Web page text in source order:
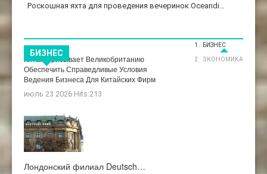
Роскошная яхта для проведения вечеринок Oceandi…
БИЗНЕС
БИЗНЕС
ЭКОНОМИКА
Китай Призывает Великобританию
Обеспечить Справедливые Условия
Ведения Бизнеса Для Китайских Фирм
июль 23 2026 Hits:213
Бизнес
Лондонский филиал Deutsch…